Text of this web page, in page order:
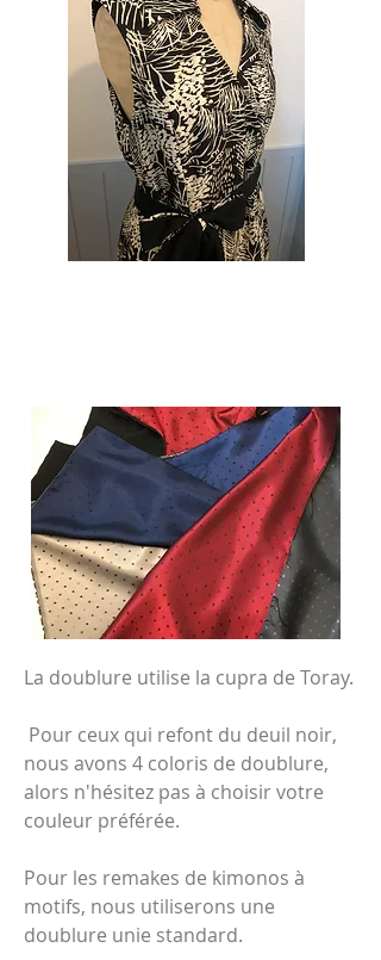
La doublure utilise la cupra de Toray.
Pour ceux qui refont du deuil noir,
nous avons 4 coloris de doublure,
alors n'hésitez pas à choisir votre
couleur préférée.
Pour les remakes de kimonos à
motifs, nous utiliserons une
doublure unie standard.